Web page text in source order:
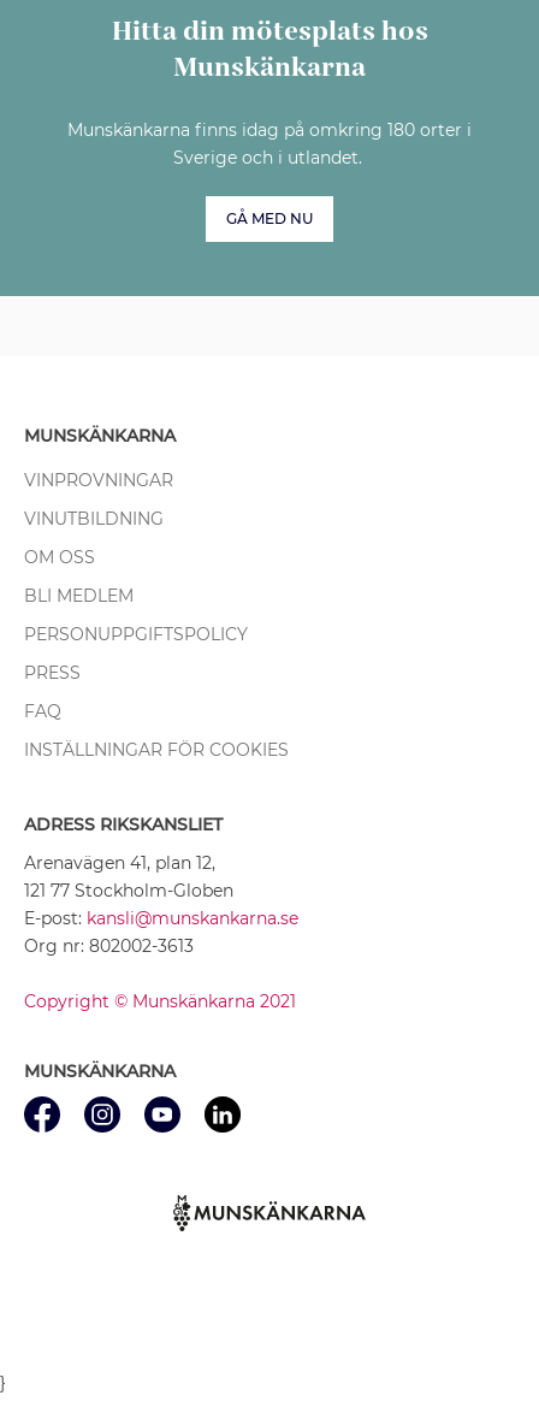
Hitta din mötesplats hos
Munskänkarna
Munskänkarna finns idag på omkring 180 orter i
Sverige och i utlandet.
GÅ MED NU
MUNSKÄNKARNA
VINPROVNINGAR
VINUTBILDNING
OM OSS
BLI MEDLEM
PERSONUPPGIFTSPOLICY
PRESS
FAQ
INSTÄLLNINGAR FÖR COOKIES
ADRESS RIKSKANSLIET
Arenavägen 41, plan 12,
121 77 Stockholm-Globen
E-post: kansli@munskankarna.se
Org nr: 802002-3613
Copyright © Munskänkarna 2021
MUNSKÄNKARNA
}